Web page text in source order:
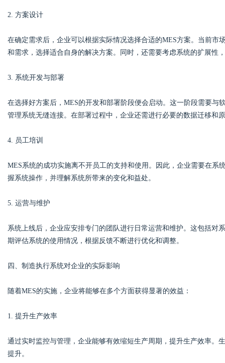
2. 方案设计
在确定需求后，企业可以根据实际情况选择合适的MES方案。当前市
和需求，选择适合自身的解决方案。同时，还需要考虑系统的扩展性
3. 系统开发与部署
在选择好方案后，MES的开发和部署阶段便会启动。这一阶段需要与
管理系统无缝连接。在部署过程中，企业还需进行必要的数据迁移和
4. 员工培训
MES系统的成功实施离不开员工的支持和使用。因此，企业需要在
握系统操作，并理解系统所带来的变化和益处。
5. 运营与维护
系统上线后，企业应安排专门的团队进行日常运营和维护。这包括对
期评估系统的使用情况，根据反馈不断进行优化和调整。
四、制造执行系统对企业的实际影响
随着MES的实施，企业将能够在多个方面获得显著的效益：
1. 提升生产效率
通过实时监控与管理，企业能够有效缩短生产周期，提升生产效率。
提升。